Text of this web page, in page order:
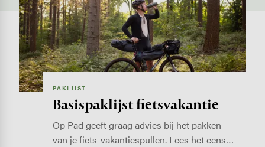
PAKLIJST
Basispaklijst fietsvakantie
Op Pad geeft graag advies bij het pakken
van je fiets-vakantiespullen. Lees het eens…